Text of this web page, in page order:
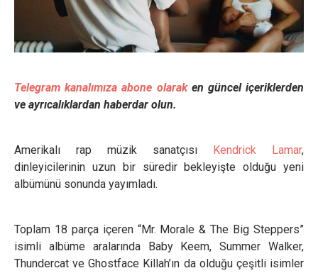
Telegram kanalımıza abone olaraken güncel içeriklerden
ve ayrıcalıklardan haberdar olun.
Amerikalı rap müzik sanatçısı Kendrick Lamar,
dinleyicilerinin uzun bir süredir bekleyişte olduğu yeni
albümünü sonunda yayımladı.
Toplam 18 parça içeren “Mr. Morale & The Big Steppers”
isimli albüme aralarında Baby Keem, Summer Walker,
Thundercat ve Ghostface Killah’ın da olduğu çeşitli isimler